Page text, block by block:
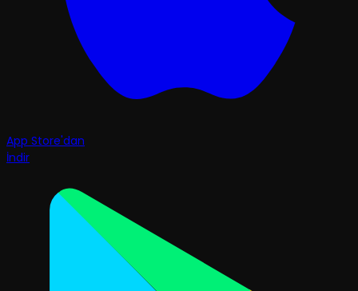
App Store'dan
İndir